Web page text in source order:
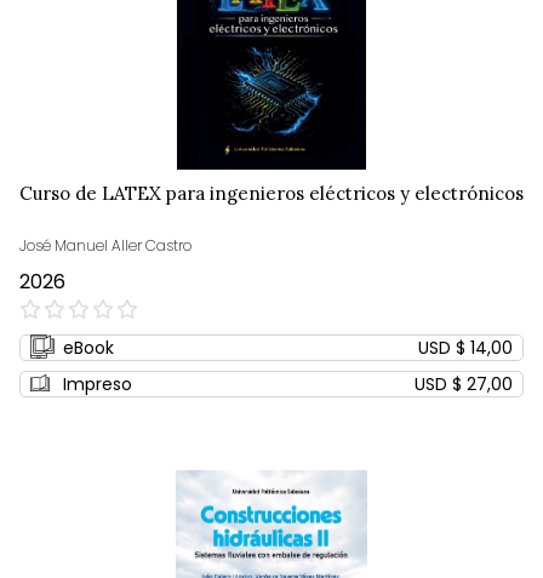
Curso de LATEX para ingenieros eléctricos y electrónicos
José Manuel Aller Castro
2026
0%
eBook
USD $ 14,00
Impreso
USD $ 27,00